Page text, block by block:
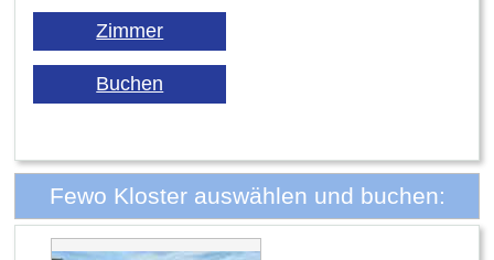
Fewo Kloster auswählen und buchen: